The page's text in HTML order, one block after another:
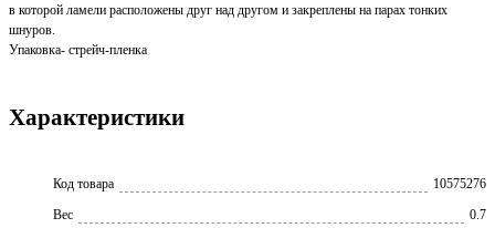
в которой ламели расположены друг над другом и закреплены на парах тонких
шнуров.
Упаковка- стрейч-пленка
Характеристики
Код товара
10575276
Вес
0.7